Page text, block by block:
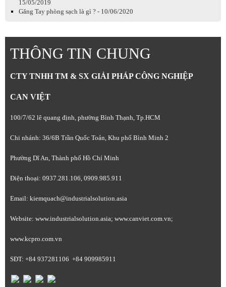
15/05/2019
Găng Tay phòng sạch là gì ? - 10/06/2020
THÔNG TIN CHUNG
CTY TNHH TM & SX GIẢI PHÁP CÔNG NGHIỆP
CAN VIỆT
100/7/62 lê quang định, phường Bình Thạnh, Tp.HCM
Chi nhánh: 36/6B Trần Quốc Toản, Khu phố Bình Minh 2
Phường Dĩ An, Thành phố Hồ Chí Minh
Điện thoại: 0937.281.106, 0909.985.911
Email: kiemquach@industrialsolution.asia
Website: www.industrialsolution.asia; www.canviet.com.vn;
www.kcpro.com.vn
SĐT: +84 937281106 +84 909985911